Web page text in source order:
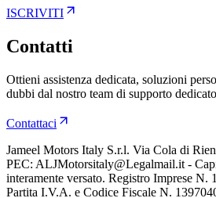
ISCRIVITI
Contatti
Ottieni assistenza dedicata, soluzioni
dubbi dal nostro team di supporto
Contattaci
Jameel Motors Italy S.r.l. Via Cola di
PEC: ALJMotorsitaly@Legalmail.it -
interamente versato. Registro Imprese N.
Partita I.V.A. e Codice Fiscale N.